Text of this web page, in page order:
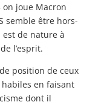
joue Macron
semble être hors-
de nature à
l’esprit.
position de ceux
en faisant
dont il